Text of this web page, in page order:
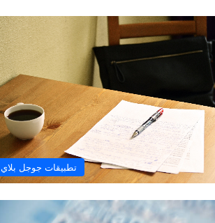
تطبيقات جوجل بلاي